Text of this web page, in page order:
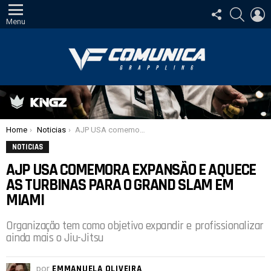
Menu
SIGA-
NOS
Você está aqui:
Home Noticias AJP USA comemora expansão e aquece as turbinas para o Grand Slam em Miami
NOTICIAS
AJP USA COMEMORA EXPANSÃO E AQUECE
AS TURBINAS PARA O GRAND SLAM EM
MIAMI
Organização tem como objetivo expandir e profissionalizar
ainda mais o Jiu-Jitsu
por EMMANUELA OLIVEIRA